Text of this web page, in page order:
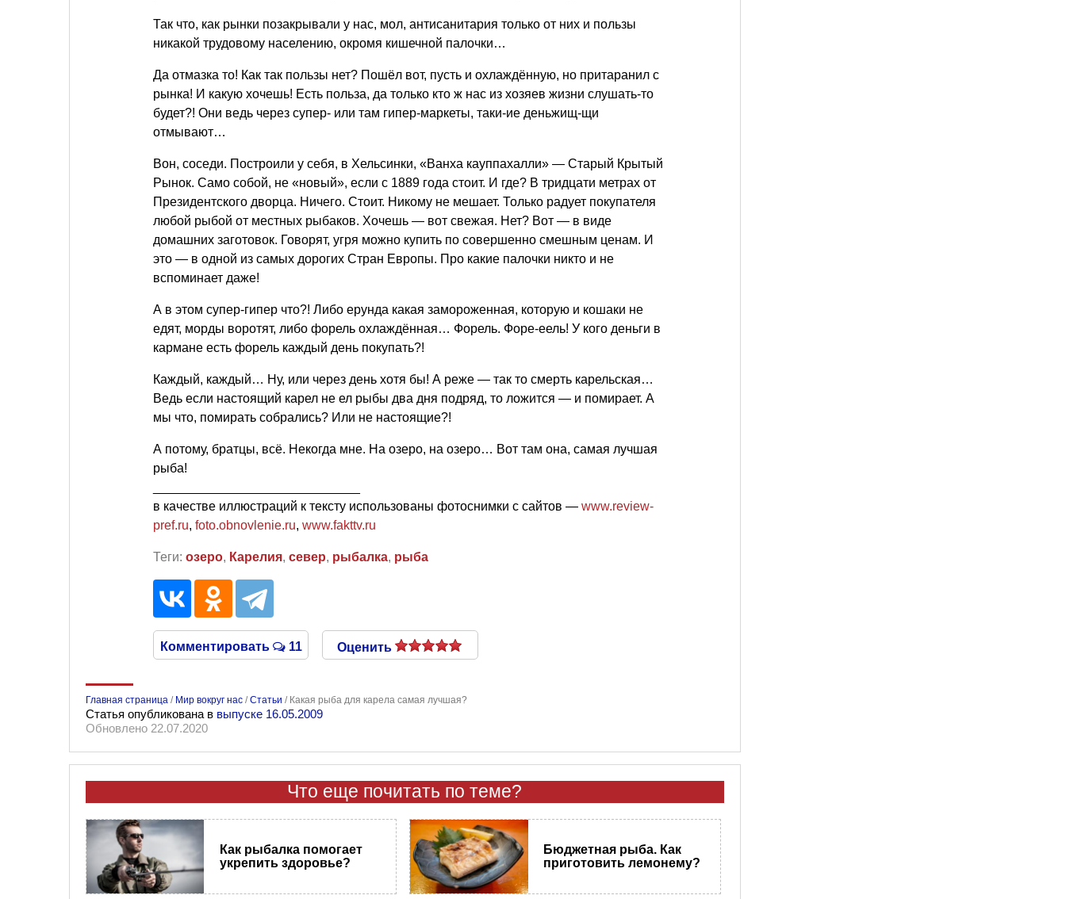
Так что, как рынки позакрывали у нас, мол, антисанитария только от них и пользы
никакой трудовому населению, окромя кишечной палочки…
Да отмазка то! Как так пользы нет? Пошёл вот, пусть и охлаждённую, но притаранил с
рынка! И какую хочешь! Есть польза, да только кто ж нас из хозяев жизни слушать-то
будет?! Они ведь через супер- или там гипер-маркеты, таки-ие деньжищ-щи
отмывают…
Вон, соседи. Построили у себя, в Хельсинки, «Ванха кауппахалли» — Старый Крытый
Рынок. Само собой, не «новый», если с 1889 года стоит. И где? В тридцати метрах от
Президентского дворца. Ничего. Стоит. Никому не мешает. Только радует покупателя
любой рыбой от местных рыбаков. Хочешь — вот свежая. Нет? Вот — в виде
домашних заготовок. Говорят, угря можно купить по совершенно смешным ценам. И
это — в одной из самых дорогих Стран Европы. Про какие палочки никто и не
вспоминает даже!
А в этом супер-гипер что?! Либо ерунда какая замороженная, которую и кошаки не
едят, морды воротят, либо форель охлаждённая… Форель. Форе-еель! У кого деньги в
кармане есть форель каждый день покупать?!
Каждый, каждый… Ну, или через день хотя бы! А реже — так то смерть карельская…
Ведь если настоящий карел не ел рыбы два дня подряд, то ложится — и помирает. А
мы что, помирать собрались? Или не настоящие?!
А потому, братцы, всё. Некогда мне. На озеро, на озеро… Вот там она, самая лучшая
рыба!
в качестве иллюстраций к тексту использованы фотоснимки с сайтов — www.review-
pref.ru, foto.obnovlenie.ru, www.fakttv.ru
Теги: озеро, Карелия, север, рыбалка, рыба
Комментировать 11 Оценить
Главная страница / Мир вокруг нас /Статьи / Какая рыба для карела самая лучшая?
Статья опубликована в выпуске 16.05.2009
Обновлено 22.07.2020
Что еще почитать по теме?
Как рыбалка помогает
укрепить здоровье?
Бюджетная рыба. Как
приготовить лемонему?